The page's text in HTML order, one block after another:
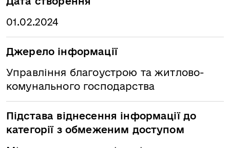
01.02.2024
Джерело інформації
Управління благоустрою та житлово-
комунального господарства
Підстава віднесення інформації до
категорії з обмеженим доступом